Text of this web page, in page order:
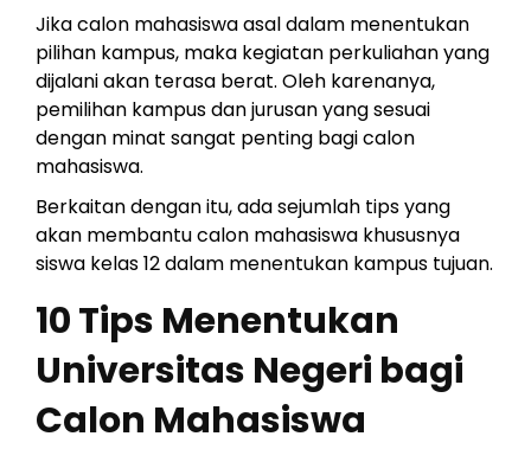
Jika calon mahasiswa asal dalam menentukan
pilihan kampus, maka kegiatan perkuliahan yang
dijalani akan terasa berat. Oleh karenanya,
pemilihan kampus dan jurusan yang sesuai
dengan minat sangat penting bagi calon
mahasiswa.
Berkaitan dengan itu, ada sejumlah tips yang
akan membantu calon mahasiswa khususnya
siswa kelas 12 dalam menentukan kampus tujuan.
10 Tips Menentukan
Universitas Negeri bagi
Calon Mahasiswa